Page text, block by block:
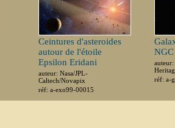
Ceintures d'asteroides
autour de l'étoile
Epsilon Eridani
auteur: Nasa/JPL-
Caltech/Novapix
réf: a-exo99-00015
auteur:
réf: a-